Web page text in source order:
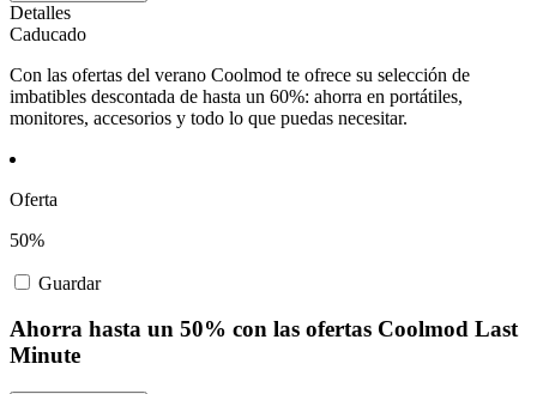
Detalles
Caducado
Con las ofertas del verano Coolmod te ofrece su selección de
imbatibles descontada de hasta un 60%: ahorra en portátiles,
monitores, accesorios y todo lo que puedas necesitar.
Oferta
50%
Guardar
Ahorra hasta un 50% con las ofertas Coolmod Last
Minute